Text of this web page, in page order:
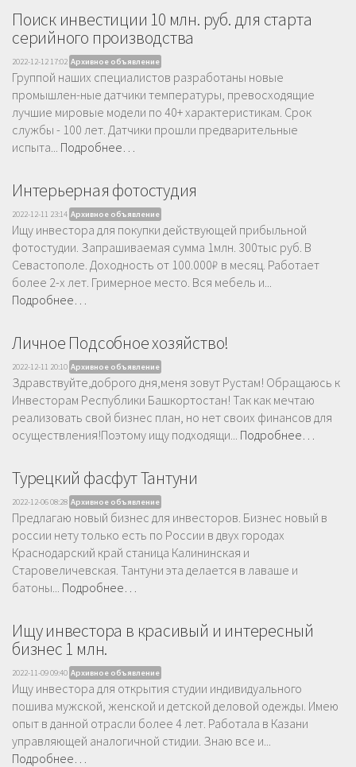
Поиск инвестиции 10 млн. руб. для старта
серийного производства
2022-12-12 17:02 Архивное объявление
Группой наших специалистов разработаны новые
промышлен-ные датчики температуры, превосходящие
лучшие мировые модели по 40+ характеристикам. Срок
службы - 100 лет. Датчики прошли предварительные
испыта... Подробнее…
Интерьерная фотостудия
2022-12-11 23:14 Архивное объявление
Ищу инвестора для покупки действующей прибыльной
фотостудии. Запрашиваемая сумма 1млн. 300тыс руб. В
Севастополе. Доходность от 100.000₽ в месяц. Работает
более 2-х лет. Гримерное место. Вся мебель и...
Подробнее…
Личное Подсобное хозяйство!
2022-12-11 20:10 Архивное объявление
Здравствуйте,доброго дня,меня зовут Рустам! Обращаюсь к
Инвесторам Республики Башкортостан! Так как мечтаю
реализовать свой бизнес план, но нет своих финансов для
осуществления!Поэтому ищу подходящи... Подробнее…
Турецкий фасфут Тантуни
2022-12-06 08:28 Архивное объявление
Предлагаю новый бизнес для инвесторов. Бизнес новый в
россии нету только есть по России в двух городах
Краснодарский край станица Калининская и
Старовеличевская. Тантуни эта делается в лаваше и
батоны... Подробнее…
Ищу инвестора в красивый и интересный
бизнес 1 млн.
2022-11-09 09:40 Архивное объявление
Ищу инвестора для открытия студии индивидуального
пошива мужской, женской и детской деловой одежды. Имею
опыт в данной отрасли более 4 лет. Работала в Казани
управляющей аналогичной стидии. Знаю все и...
Подробнее…